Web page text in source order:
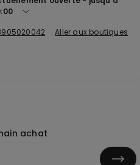
Aller aux boutiques
achat